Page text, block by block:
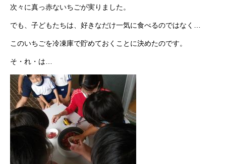
次々に真っ赤ないちごが実りました。
でも、子どもたちは、好きなだけ一気に食べるのではなく…
このいちごを冷凍庫で貯めておくことに決めたのです。
そ・れ・は…